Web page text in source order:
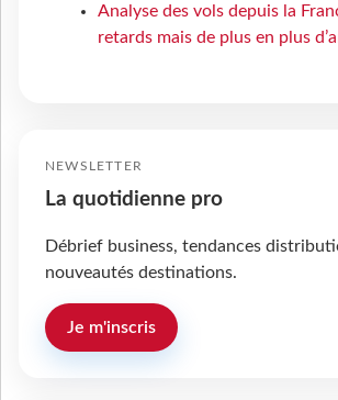
Analyse des vols depuis la
retards mais de plus en plus
NEWSLETTER
La quotidienne pro
Débrief business, tendances
nouveautés destinations.
Je m'inscris